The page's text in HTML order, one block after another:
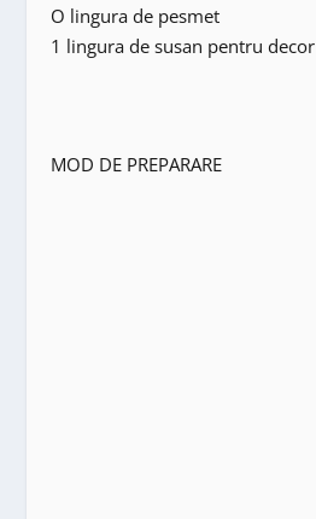
O lingura de pesmet
1 lingura de susan pentru decor
MOD DE PREPARARE